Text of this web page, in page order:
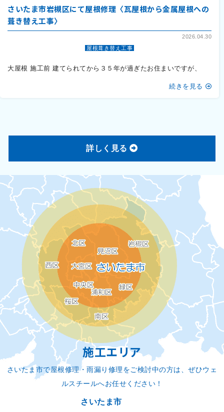
さいたま市岩槻区にて屋根修理〈瓦屋根から金属屋根への
葺き替え工事〉
2026.04.30
屋根葺き替え工事
大屋根 施工前 建てられてから３５年が過ぎたお住まいですが、
続きを見る
詳しく見る
施工エリア
さいたま市で屋根修理・雨漏り修理をご検討中の方は、ぜひウェ
ルスチールへお任せください！
さいたま市